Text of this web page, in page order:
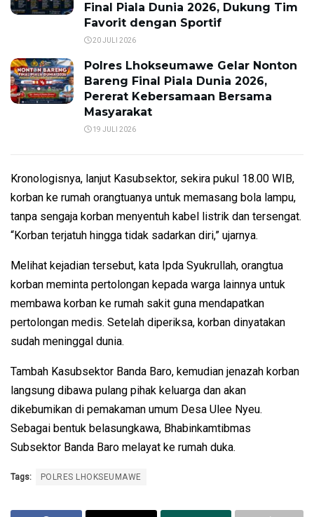
Final Piala Dunia 2026, Dukung Tim
Favorit dengan Sportif
20 JULI 2026
Polres Lhokseumawe Gelar Nonton
Bareng Final Piala Dunia 2026,
Pererat Kebersamaan Bersama
Masyarakat
19 JULI 2026
Kronologisnya, lanjut Kasubsektor, sekira pukul 18.00 WIB,
korban ke rumah orangtuanya untuk memasang bola lampu,
tanpa sengaja korban menyentuh kabel listrik dan tersengat.
“Korban terjatuh hingga tidak sadarkan diri,” ujarnya.
Melihat kejadian tersebut, kata Ipda Syukrullah, orangtua
korban meminta pertolongan kepada warga lainnya untuk
membawa korban ke rumah sakit guna mendapatkan
pertolongan medis. Setelah diperiksa, korban dinyatakan
sudah meninggal dunia.
Tambah Kasubsektor Banda Baro, kemudian jenazah korban
langsung dibawa pulang pihak keluarga dan akan
dikebumikan di pemakaman umum Desa Ulee Nyeu.
Sebagai bentuk belasungkawa, Bhabinkamtibmas
Subsektor Banda Baro melayat ke rumah duka.
Tags: POLRES LHOKSEUMAWE